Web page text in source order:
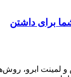
برای داشتن
و لمینت ابرو،